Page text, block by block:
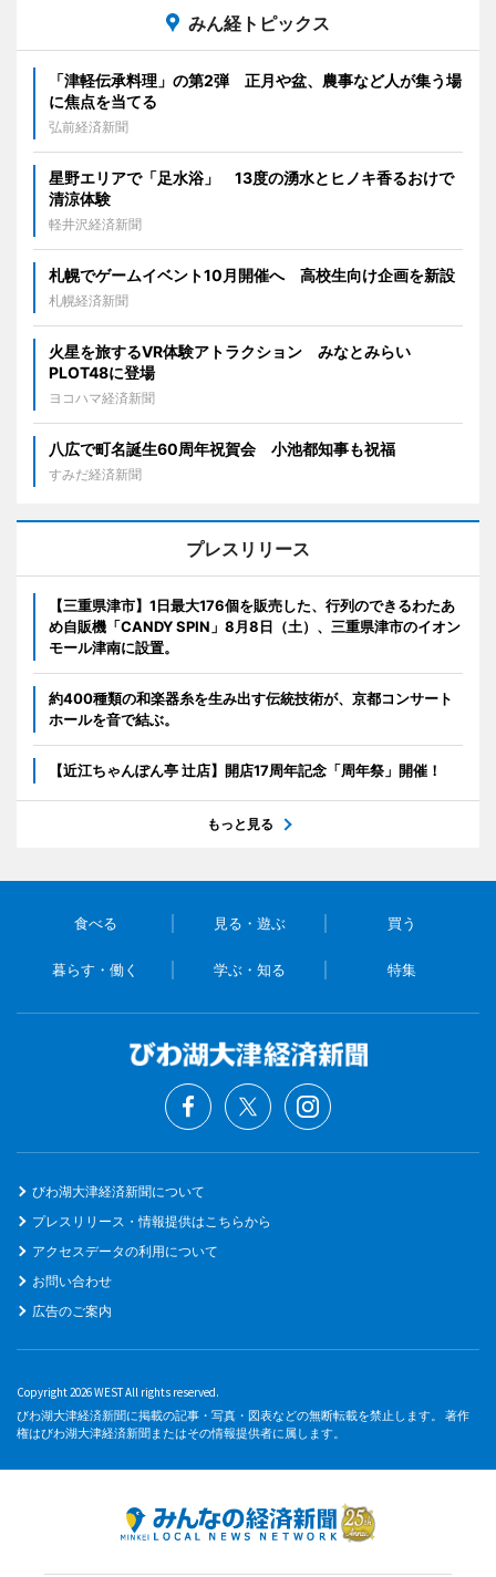
みん経トピックス
「津軽伝承料理」の第2弾 正月や盆、農事など人が集う場
に焦点を当てる
弘前経済新聞
星野エリアで「足水浴」 13度の湧水とヒノキ香るおけで
清涼体験
軽井沢経済新聞
札幌でゲームイベント10月開催へ 高校生向け企画を新設
札幌経済新聞
火星を旅するVR体験アトラクション みなとみらい
PLOT48に登場
ヨコハマ経済新聞
八広で町名誕生60周年祝賀会 小池都知事も祝福
すみだ経済新聞
プレスリリース
【三重県津市】1日最大176個を販売した、行列のできるわたあ
め自販機「CANDY SPIN」8月8日（土）、三重県津市のイオン
モール津南に設置。
約400種類の和楽器糸を生み出す伝統技術が、京都コンサート
ホールを音で結ぶ。
【近江ちゃんぽん亭 辻店】開店17周年記念「周年祭」開催！
もっと見る
食べる 見る・遊ぶ 買う
暮らす・働く 学ぶ・知る 特集
びわ湖大津経済新聞について
プレスリリース・情報提供はこちらから
アクセスデータの利用について
お問い合わせ
広告のご案内
Copyright 2026 WEST All rights reserved.
びわ湖大津経済新聞に掲載の記事・写真・図表などの無断転載を禁止します。 著作
権はびわ湖大津経済新聞またはその情報提供者に属します。